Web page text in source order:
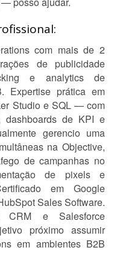
com mais de 2
de publicidade
e analytics de
Expertise prática em
Studio e SQL — com
dashboards de KPI e
gerencio uma
na Objective,
de campanhas no
de pixels e
em Google
Sales Software.
CRM e Salesforce
próximo assumir
em ambientes B2B